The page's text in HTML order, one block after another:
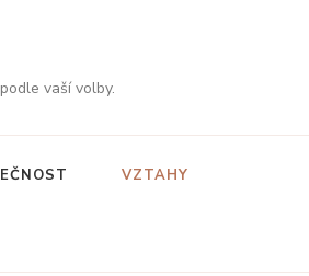
vaší volby.
VZTAHY